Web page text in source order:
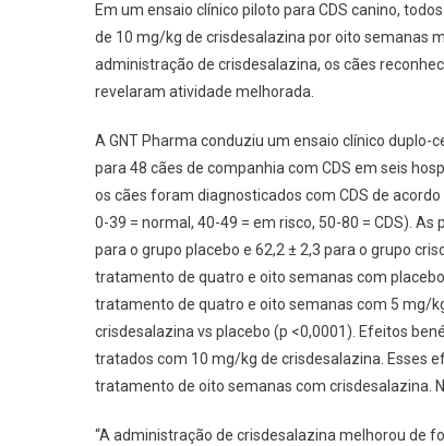
Em um ensaio clínico piloto para CDS canino,
de 10 mg/kg de crisdesalazina por oito semanas
administração de crisdesalazina, os cães
revelaram atividade melhorada.
A GNT Pharma conduziu um ensaio clínico duplo-
para 48 cães de companhia com CDS em seis
os cães foram diagnosticados com CDS de
0-39 = normal, 40-49 = em risco, 50-80 = CDS).
para o grupo placebo e 62,2 ± 2,3 para o grupo
tratamento de quatro e oito semanas com
tratamento de quatro e oito semanas com 5 mg/
crisdesalazina vs placebo (p <0,0001). Efeitos
tratados com 10 mg/kg de crisdesalazina. Esses
tratamento de oito semanas com crisdesalazina.
“A administração de crisdesalazina melhorou de